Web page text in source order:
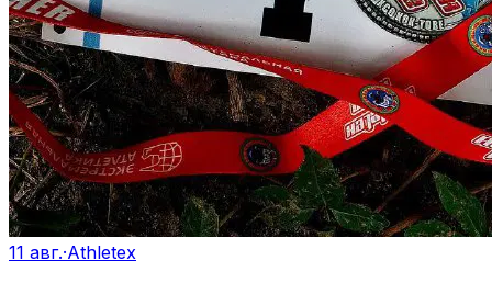
11 авг.·Athletex